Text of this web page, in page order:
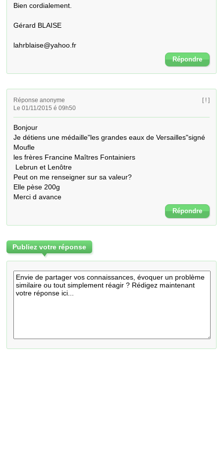
Bien cordialement.
Gérard BLAISE
lahrblaise@yahoo.fr
Répondre
Réponse anonyme
Le 01/11/2015 é 09h50
[ ! ]
Bonjour
Je détiens une médaille"les grandes eaux de Versailles"signé
Moufle
les frères Francine Maîtres Fontainiers
Peut on me renseigner sur sa valeur?
Elle pèse 200g
Merci d avance
Répondre
Publiez votre réponse